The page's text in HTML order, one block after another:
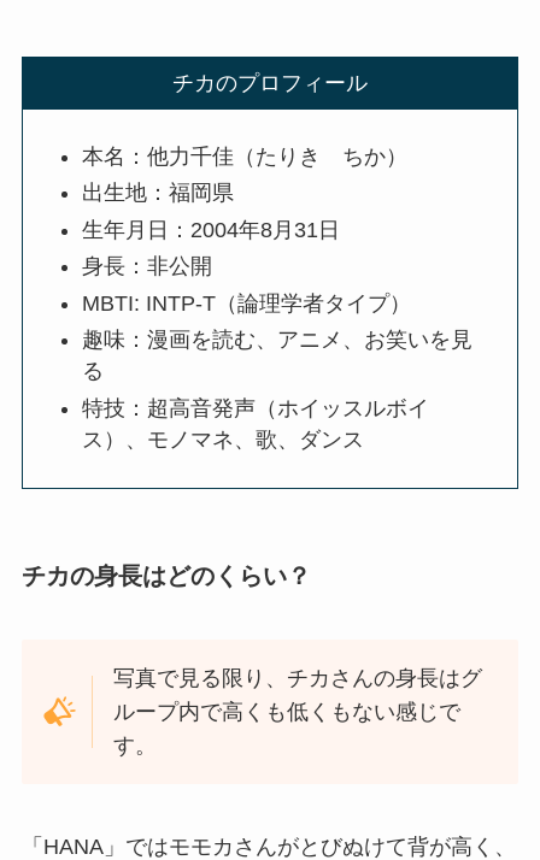
チカのプロフィール
本名：他力千佳（たりき ちか）
出生地：福岡県
生年月日：2004年8月31日
身長：非公開
MBTI: INTP-T（論理学者タイプ）
趣味：漫画を読む、アニメ、お笑いを見
る
特技：超高音発声（ホイッスルボイ
ス）、モノマネ、歌、ダンス
チカの身長はどのくらい？
写真で見る限り、チカさんの身長はグ
ループ内で高くも低くもない感じで
す。
「HANA」ではモモカさんがとびぬけて背が高く、